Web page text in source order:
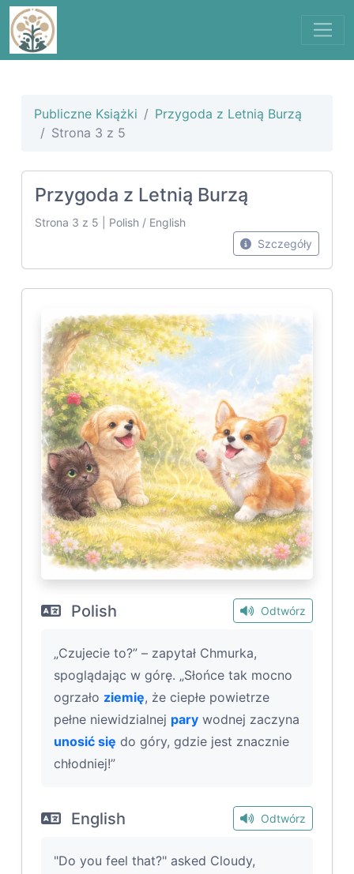
Publiczne Książki
Przygoda z Letnią Burzą
Strona 3 z 5
Przygoda z Letnią Burzą
Strona 3 z 5 | Polish / English
Szczegóły
Polish Odtwórz
„Czujecie to?” – zapytał Chmurka,
spoglądając w górę. „Słońce tak mocno
ogrzało ziemię, że ciepłe powietrze
pełne niewidzialnej pary wodnej zaczyna
unosić się do góry, gdzie jest znacznie
chłodniej!”
English Odtwórz
"Do you feel that?" asked Cloudy,